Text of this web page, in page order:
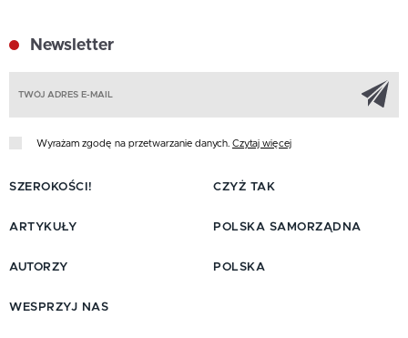
Newsletter
Wyrażam zgodę na przetwarzanie danych. Czytaj więcej
SZEROKOŚCI!
ARTYKUŁY
AUTORZY
CZYŻ TAK
POLSKA SAMORZĄDNA
POLSKA
WESPRZYJ NAS